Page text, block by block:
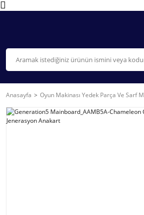
Anasayfa Oyun Makinası Yedek Parça Ve Sarf